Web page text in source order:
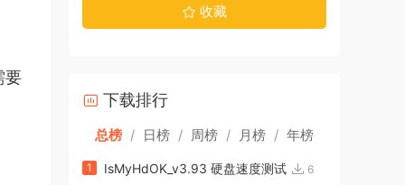
要
收藏
下载排行
总榜 / 日榜 / 周榜 / 月榜 / 年榜
1 IsMyHdOK_v3.93 硬盘速度测试 6